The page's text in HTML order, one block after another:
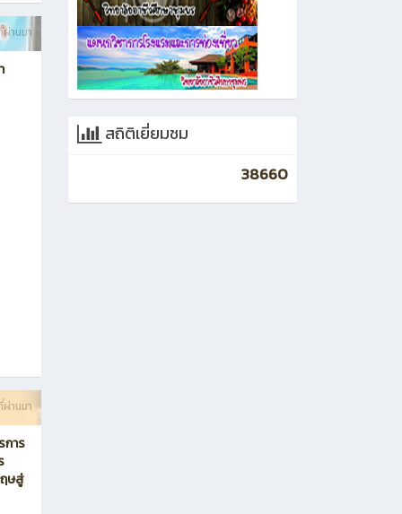
านมา
านมา
การ
ฤษสู่
สถิติเยี่ยมชม
38660